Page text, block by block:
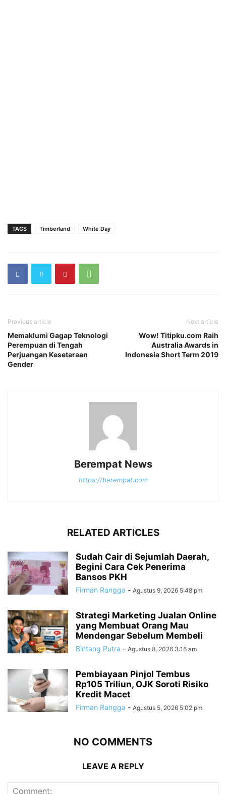
TAGS Timberland White Day
Previous article
Memaklumi Gagap Teknologi
Perempuan di Tengah
Perjuangan Kesetaraan
Gender
Next article
Wow! Titipku.com Raih
Australia Awards in
Indonesia Short Term 2019
Berempat News
https://berempat.com
RELATED ARTICLES
Sudah Cair di Sejumlah Daerah,
Begini Cara Cek Penerima
Bansos PKH
Firman Rangga - Agustus 9, 2026 5:48 pm
Strategi Marketing Jualan Online
yang Membuat Orang Mau
Mendengar Sebelum Membeli
Bintang Putra - Agustus 8, 2026 3:16 am
Pembiayaan Pinjol Tembus
Rp105 Triliun, OJK Soroti Risiko
Kredit Macet
Firman Rangga - Agustus 5, 2026 5:02 pm
NO COMMENTS
LEAVE A REPLY